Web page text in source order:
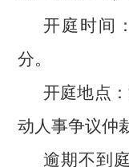
开庭时间：
分。
开庭地点
动人事争议仲
逾期不到